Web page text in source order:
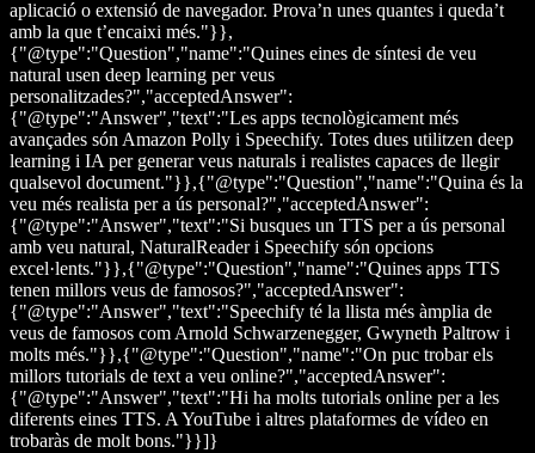
aplicació o extensió de navegador. Prova’n unes quantes i queda’t
amb la que t’encaixi més."}},
{"@type":"Question","name":"Quines eines de síntesi de veu
natural usen deep learning per veus
personalitzades?","acceptedAnswer":
{"@type":"Answer","text":"Les apps tecnològicament més
avançades són Amazon Polly i Speechify. Totes dues utilitzen deep
learning i IA per generar veus naturals i realistes capaces de llegir
qualsevol document."}},{"@type":"Question","name":"Quina és la
veu més realista per a ús personal?","acceptedAnswer":
{"@type":"Answer","text":"Si busques un TTS per a ús personal
amb veu natural, NaturalReader i Speechify són opcions
excel·lents."}},{"@type":"Question","name":"Quines apps TTS
tenen millors veus de famosos?","acceptedAnswer":
{"@type":"Answer","text":"Speechify té la llista més àmplia de
veus de famosos com Arnold Schwarzenegger, Gwyneth Paltrow i
molts més."}},{"@type":"Question","name":"On puc trobar els
millors tutorials de text a veu online?","acceptedAnswer":
{"@type":"Answer","text":"Hi ha molts tutorials online per a les
diferents eines TTS. A YouTube i altres plataformes de vídeo en
trobaràs de molt bons."}}]}